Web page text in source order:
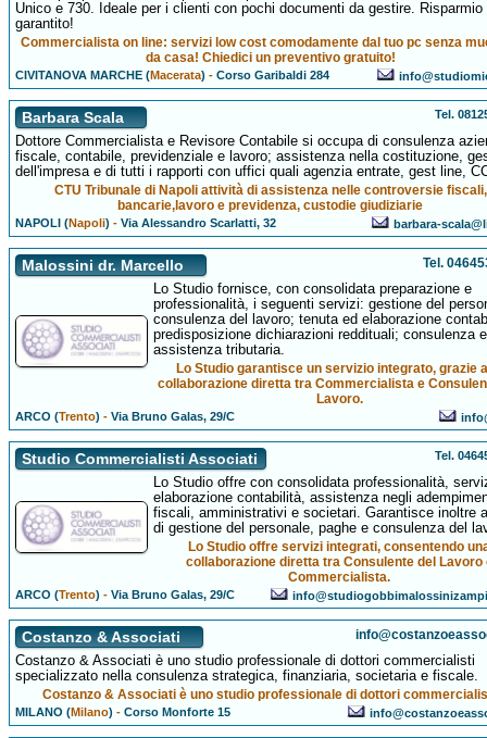
Unico e 730. Ideale per i clienti con pochi documenti da gestire. Risparmio
garantito!
Commercialista on line: servizi low cost comodamente dal tuo pc senza
da casa! Chiedici un preventivo gratuito!
CIVITANOVA MARCHE (Macerata) -Corso Garibaldi 284
Barbara Scala Tel.
Dottore Commercialista e Revisore Contabile si occupa di consulenza
fiscale, contabile, previdenziale e lavoro; assistenza nella costituzione,
dell'impresa e di tutti i rapporti con uffici quali agenzia entrate, gest line,
CTU Tribunale di Napoli attività di assistenza nelle controversie fiscali,
bancarie,lavoro e previdenza, custodie giudiziarie
NAPOLI (Napoli) -Via Alessandro Scarlatti, 32 barbara-
Malossini dr. Marcello Tel.
Lo Studio fornisce, con consolidata preparazione e
professionalità, i seguenti servizi: gestione del
consulenza del lavoro; tenuta ed elaborazione
predisposizione dichiarazioni reddituali; consulenza e
assistenza tributaria.
Lo Studio garantisce un servizio integrato, grazie
collaborazione diretta tra Commercialista e
Lavoro.
ARCO (Trento) -Via Bruno Galas, 29/C
Studio Commercialisti Associati Tel.
Lo Studio offre con consolidata professionalità,
elaborazione contabilità, assistenza negli
fiscali, amministrativi e societari. Garantisce inoltre
di gestione del personale, paghe e consulenza del
Lo Studio offre servizi integrati, consentendo
collaborazione diretta tra Consulente del Lavoro
Commercialista.
ARCO (Trento) -Via Bruno Galas, 29/C
Costanzo & Associati
Costanzo & Associati è uno studio professionale di dottori commercialisti
specializzato nella consulenza strategica, finanziaria, societaria e fiscale.
Costanzo & Associati è uno studio professionale di dottori
MILANO (Milano) -Corso Monforte 15